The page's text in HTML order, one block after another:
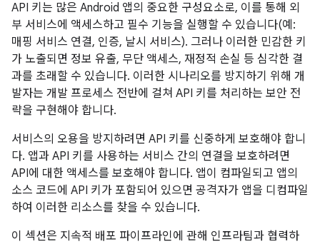
API 키는 많은 Android 앱의 중요한 구성요소로, 이를 통해 외
부 서비스에 액세스하고 필수 기능을 실행할 수 있습니다(예:
매핑 서비스 연결, 인증, 날시 서비스). 그러나 이러한 민감한 키
가 노출되면 정보 유출, 무단 액세스, 재정적 손실 등 심각한 결
과를 초래할 수 있습니다. 이러한 시나리오를 방지하기 위해 개
발자는 개발 프로세스 전반에 걸쳐 API 키를 처리하는 보안 전
략을 구현해야 합니다.
서비스의 오용을 방지하려면 API 키를 신중하게 보호해야 합니
다. 앱과 API 키를 사용하는 서비스 간의 연결을 보호하려면
API에 대한 액세스를 보호해야 합니다. 앱이 컴파일되고 앱의
소스 코드에 API 키가 포함되어 있으면 공격자가 앱을 디컴파일
하여 이러한 리소스를 찾을 수 있습니다.
이 섹션은 지속적 배포 파이프라인에 관해 인프라팀과 협력하